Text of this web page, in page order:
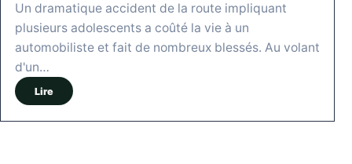
Un dramatique accident de la route impliquant
plusieurs adolescents a coûté la vie à un
automobiliste et fait de nombreux blessés. Au volant
d'un…
Lire